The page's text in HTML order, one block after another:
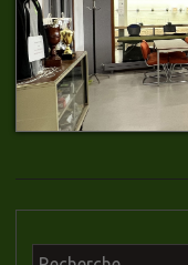
Recherche